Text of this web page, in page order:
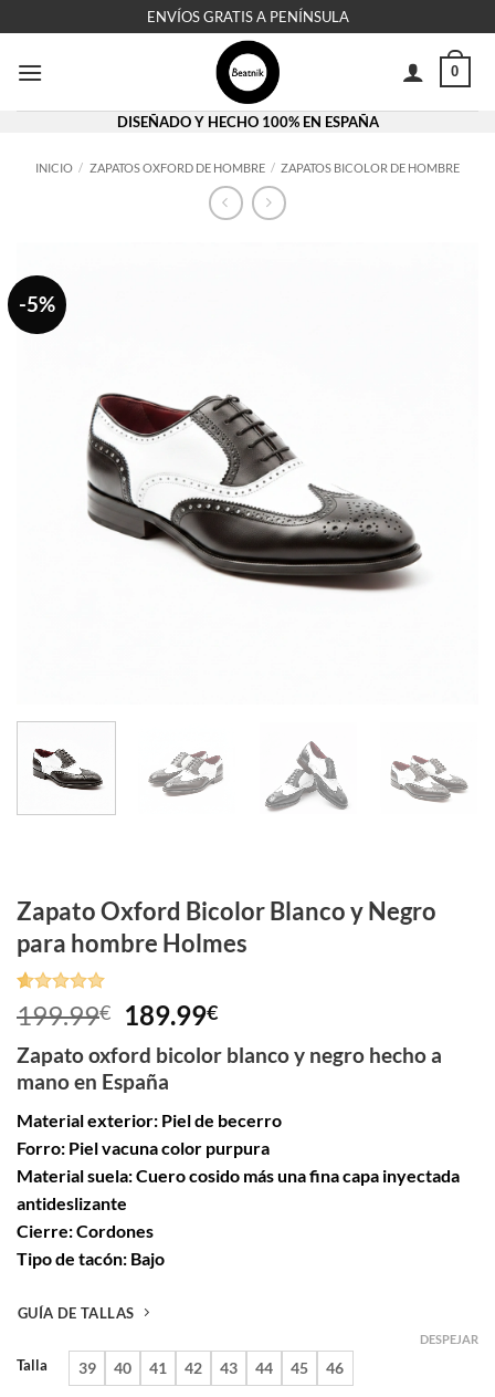
al
contenido
ENVÍOS GRATIS A PENÍNSULA
0
DISEÑADO Y HECHO 100% EN ESPAÑA
INICIO / ZAPATOS OXFORD DE HOMBRE / ZAPATOS BICOLOR DE HOMBRE
-5%
Zapato Oxford Bicolor Blanco y Negro
para hombre Holmes
Valorado
con5de 5
10
valoraciones
de clientes
199.99€
El
precio
original
era:
199.99€.
189.99€El
precio
actual
189.99€.
Zapato oxford bicolor blanco y negro hecho a
mano en España
Material exterior: Piel de becerro
Forro: Piel vacuna color purpura
Material suela: Cuero cosido más una fina capa inyectada
antideslizante
Cierre: Cordones
Tipo de tacón: Bajo
GUÍA DE TALLAS
Talla 39 40 41 42 43 44 45 46
DESPEJAR